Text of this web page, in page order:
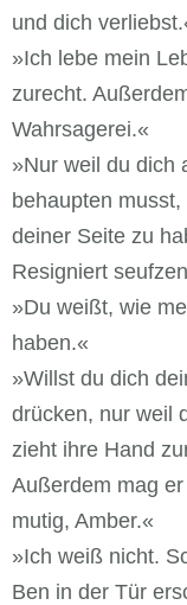
und dich
»Ich lebe mein
zurecht.
Wahrsagerei.«
»Nur weil du dich
behaupten
deiner Seite zu
Resigniert
»Du weißt, wie
haben.«
»Willst du dich
drücken, nur weil
zieht ihre Hand
Außerdem mag
mutig, Amber.«
»Ich weiß nicht.
Ben in der Tür